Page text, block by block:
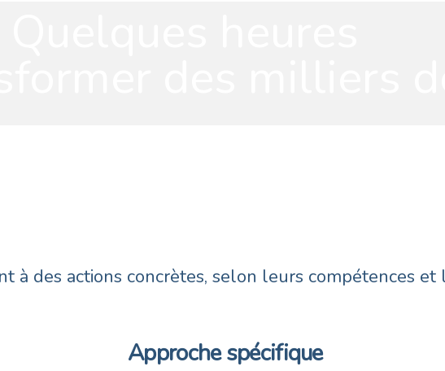
à des actions concrètes, selon leurs compétences et
Approche spécifique